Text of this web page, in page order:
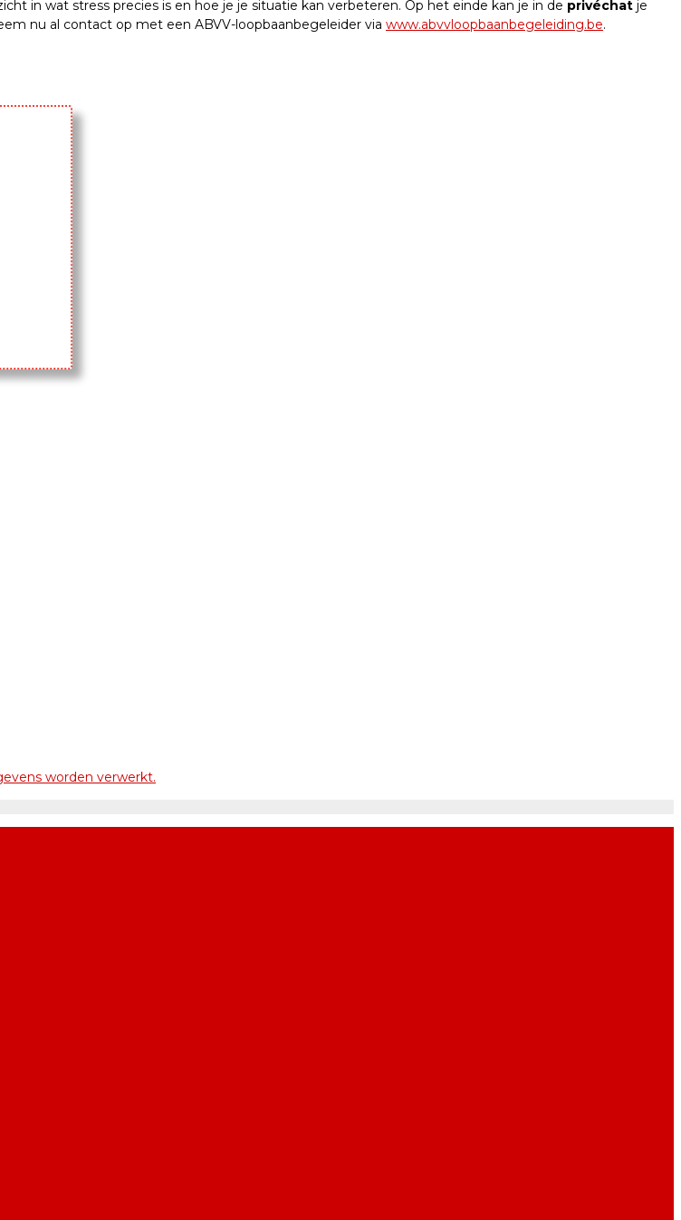
in wat stress precies is en hoe je je situatie kan verbeteren. Op het einde kan je in de privéchat je
nu al contact op met een ABVV-loopbaanbegeleider via www.abvvloopbaanbegeleiding.be.
worden verwerkt.